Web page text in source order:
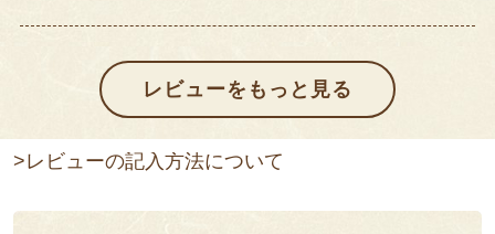
>レビューの記入方法について